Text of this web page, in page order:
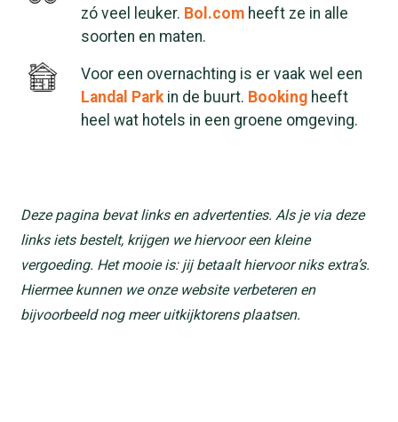
zó veel leuker. Bol.comheeft ze in alle
soorten en maten.
Voor een overnachting is er vaak wel een
Landal Parkin de buurt. Bookingheeft
heel wat hotels in een groene omgeving.
Deze pagina bevat links en advertenties. Als je via deze
links iets bestelt, krijgen we hiervoor een kleine
vergoeding. Het mooie is: jij betaalt hiervoor niks extra’s.
Hiermee kunnen we onze website verbeteren en
bijvoorbeeld nog meer uitkijktorens plaatsen.